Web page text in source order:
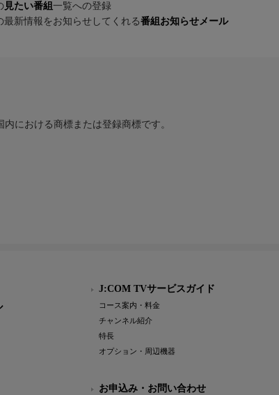
見たい番組 一覧への登録
最新情報をお知らせしてくれる番組お知らせメール
における商標または登録商標です。
J:COM TVサービスガイド
コース案内・料金
チャンネル紹介
特長
オプション・周辺機器
お申込み・お問い合わせ